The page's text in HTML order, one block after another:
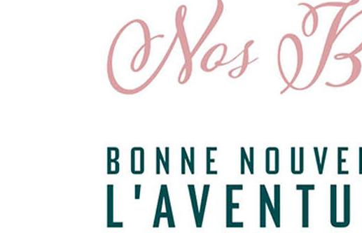
plus anciens aurait réellement des dessins
qui émergeraient du centre de la pierre. Ce
serait là le Dzi original, et donc,
extrêmement rare ! Les Dzi fabriqués. La
pierre reste de lagate, et les dessins à sa
surface son fait de la main de lhomme,
mais selon une technique secrète. Les faux
Dzi, ou Nalo-Dzi. Ils sont terre cuite, émaillé
ou même en plastique. Là on séloigne de